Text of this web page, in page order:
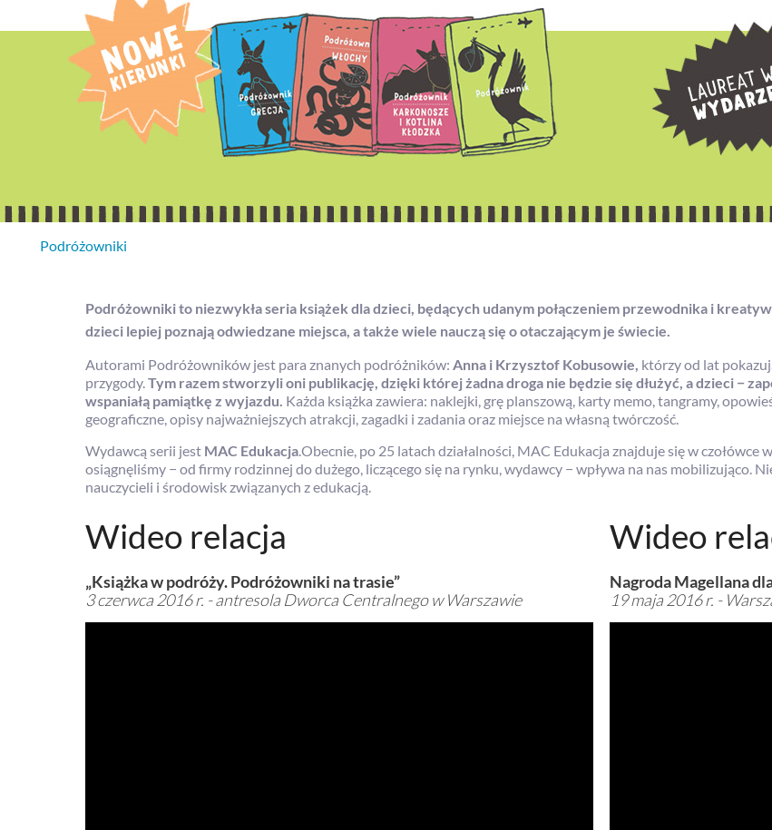
Podróżowniki
Podróżowniki to niezwykła seria książek dla dzieci, będących udanym połączeniem przewodnika i
dzieci lepiej poznają odwiedzane miejsca, a także wiele nauczą się o otaczającym je świecie.
Autorami Podróżowników jest para znanych podróżników: Anna i Krzysztof Kobusowie, którzy od lat
przygody.Tym razem stworzyli oni publikację, dzięki której żadna droga nie będzie się dłużyć, a dzieci −
wspaniałą pamiątkę z wyjazdu. Każda książka zawiera: naklejki, grę planszową, karty memo, tangramy,
geograficzne, opisy najważniejszych atrakcji, zagadki i zadania oraz miejsce na własną twórczość.
Wydawcą serii jestMAC Edukacja.Obecnie, po 25 latach działalności, MAC Edukacja znajduje się w czołówce
osiągnęliśmy − od firmy rodzinnej do dużego, liczącego się na rynku, wydawcy − wpływa na nas mobilizująco.
nauczycieli i środowisk związanych z edukacją.
Wideo relacja
„Książka w podróży. Podróżowniki na trasie”
3 czerwca 2016 r. - antresola Dworca Centralnego w Warszawie
Wideo
Nagroda Magellana
19 maja 2016 r. -